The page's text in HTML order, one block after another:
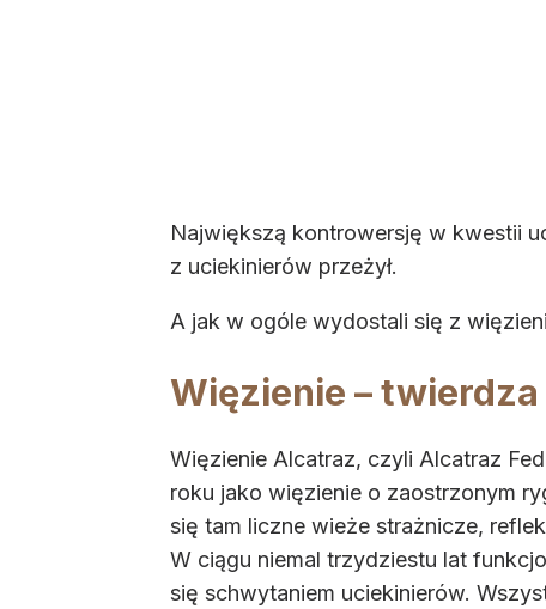
Największą kontrowersję w kwestii
z uciekinierów przeżył.
A jak w ogóle wydostali się z
Więzienie – twierdza
Więzienie Alcatraz, czyli Alcatraz
roku jako więzienie o zaostrzonym
się tam liczne wieże strażnicze,
W ciągu niemal trzydziestu lat
się schwytaniem uciekinierów.